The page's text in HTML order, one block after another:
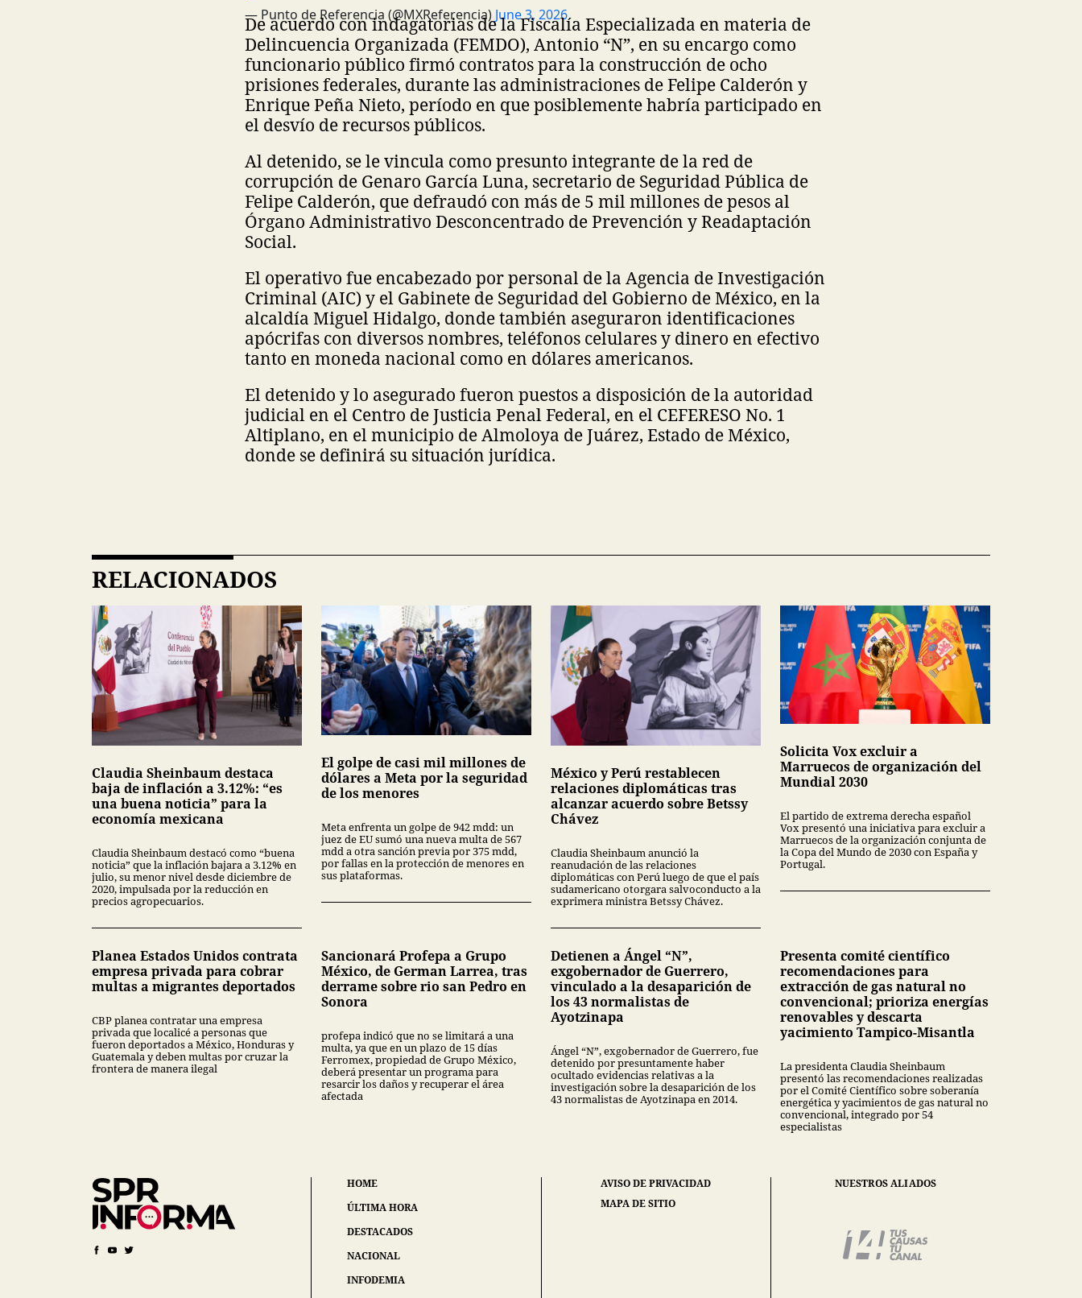
— Punto de Referencia (@MXReferencia) June 3, 2026
De acuerdo con indagatorias de la Fiscalía Especializada en materia de
Delincuencia Organizada (FEMDO), Antonio “N”, en su encargo como
funcionario público firmó contratos para la construcción de ocho
prisiones federales, durante las administraciones de Felipe Calderón y
Enrique Peña Nieto, período en que posiblemente habría participado en
el desvío de recursos públicos.
Al detenido, se le vincula como presunto integrante de la red de
corrupción de Genaro García Luna, secretario de Seguridad Pública de
Felipe Calderón, que defraudó con más de 5 mil millones de pesos al
Órgano Administrativo Desconcentrado de Prevención y Readaptación
Social.
El operativo fue encabezado por personal de la Agencia de Investigación
Criminal (AIC) y el Gabinete de Seguridad del Gobierno de México, en la
alcaldía Miguel Hidalgo, donde también aseguraron identificaciones
apócrifas con diversos nombres, teléfonos celulares y dinero en efectivo
tanto en moneda nacional como en dólares americanos.
El detenido y lo asegurado fueron puestos a disposición de la autoridad
judicial en el Centro de Justicia Penal Federal, en el CEFERESO No. 1
Altiplano, en el municipio de Almoloya de Juárez, Estado de México,
donde se definirá su situación jurídica.
RELACIONADOS
Claudia Sheinbaum destaca
baja de inflación a 3.12%: “es
una buena noticia” para la
economía mexicana
Claudia Sheinbaum destacó como “buena
noticia” que la inflación bajara a 3.12% en
julio, su menor nivel desde diciembre de
2020, impulsada por la reducción en
precios agropecuarios.
El golpe de casi mil millones de
dólares a Meta por la seguridad
de los menores
Meta enfrenta un golpe de 942 mdd: un
juez de EU sumó una nueva multa de 567
mdd a otra sanción previa por 375 mdd,
por fallas en la protección de menores en
sus plataformas.
México y Perú restablecen
relaciones diplomáticas tras
alcanzar acuerdo sobre Betssy
Chávez
Claudia Sheinbaum anunció la
reanudación de las relaciones
diplomáticas con Perú luego de que el país
sudamericano otorgara salvoconducto a la
exprimera ministra Betssy Chávez.
Solicita Vox excluir a
Marruecos de organización del
Mundial 2030
El partido de extrema derecha español
Vox presentó una iniciativa para excluir a
Marruecos de la organización conjunta de
la Copa del Mundo de 2030 con España y
Portugal.
Planea Estados Unidos contrata
empresa privada para cobrar
multas a migrantes deportados
CBP planea contratar una empresa
privada que localicé a personas que
fueron deportados a México, Honduras y
Guatemala y deben multas por cruzar la
frontera de manera ilegal
Sancionará Profepa a Grupo
México, de German Larrea, tras
derrame sobre rio san Pedro en
Sonora
profepa indicó que no se limitará a una
multa, ya que en un plazo de 15 días
Ferromex, propiedad de Grupo México,
deberá presentar un programa para
resarcir los daños y recuperar el área
afectada
Detienen a Ángel “N”,
exgobernador de Guerrero,
vinculado a la desaparición de
los 43 normalistas de
Ayotzinapa
Ángel “N”, exgobernador de Guerrero, fue
detenido por presuntamente haber
ocultado evidencias relativas a la
investigación sobre la desaparición de los
43 normalistas de Ayotzinapa en 2014.
Presenta comité científico
recomendaciones para
extracción de gas natural no
convencional; prioriza energías
renovables y descarta
yacimiento Tampico-Misantla
La presidenta Claudia Sheinbaum
presentó las recomendaciones realizadas
por el Comité Científico sobre soberanía
energética y yacimientos de gas natural no
convencional, integrado por 54
especialistas
HOME
ÚLTIMA HORA
DESTACADOS
NACIONAL
INFODEMIA
AVISO DE PRIVACIDAD
MAPA DE SITIO
NUESTROS ALIADOS